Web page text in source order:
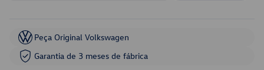
Peça Original Volkswagen
Garantia de 3 meses de fábrica